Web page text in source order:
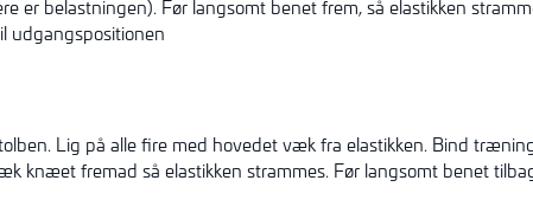
er belastningen). Før langsomt benet frem, så elastikken
udgangspositionen
Lig på alle fire med hovedet væk fra elastikken. Bind
knæet fremad så elastikken strammes. Før langsomt benet